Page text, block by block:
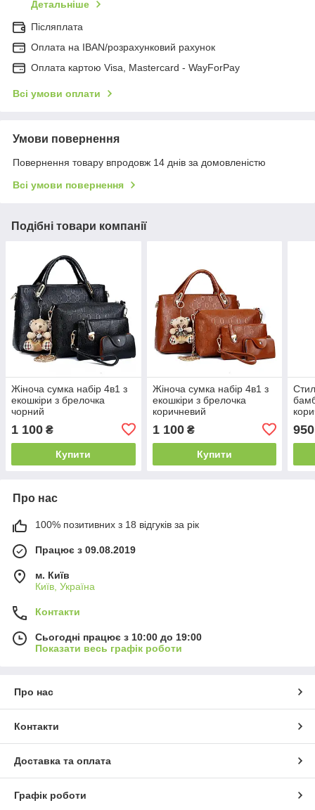
Детальніше
Післяплата
Оплата на IBAN/розрахунковий рахунок
Оплата картою Visa, Mastercard - WayForPay
Всі умови оплати
Умови повернення
Повернення товару впродовж 14 днів за домовленістю
Всі умови повернення
Подібні товари компанії
Жіноча сумка набір 4в1 з
екошкіри з брелочка
чорний
1 100 ₴
Купити
Жіноча сумка набір 4в1 з
екошкіри з брелочка
коричневий
1 100₴
Купити
950
Про нас
100% позитивних з 18 відгуків за рік
Працює з 09.08.2019
м. Київ
Київ, Україна
Контакти
Сьогодні працює з 10:00 до 19:00
Показати весь графік роботи
Про нас
Контакти
Доставка та оплата
Графік роботи